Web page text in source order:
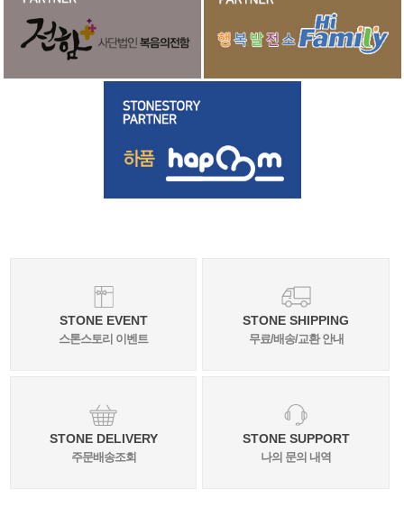
STONE EVENT
스톤스토리 이벤트
STONE SHIPPING
무료/배송/교환 안내
STONE DELIVERY
주문배송조회
STONE SUPPORT
나의 문의 내역